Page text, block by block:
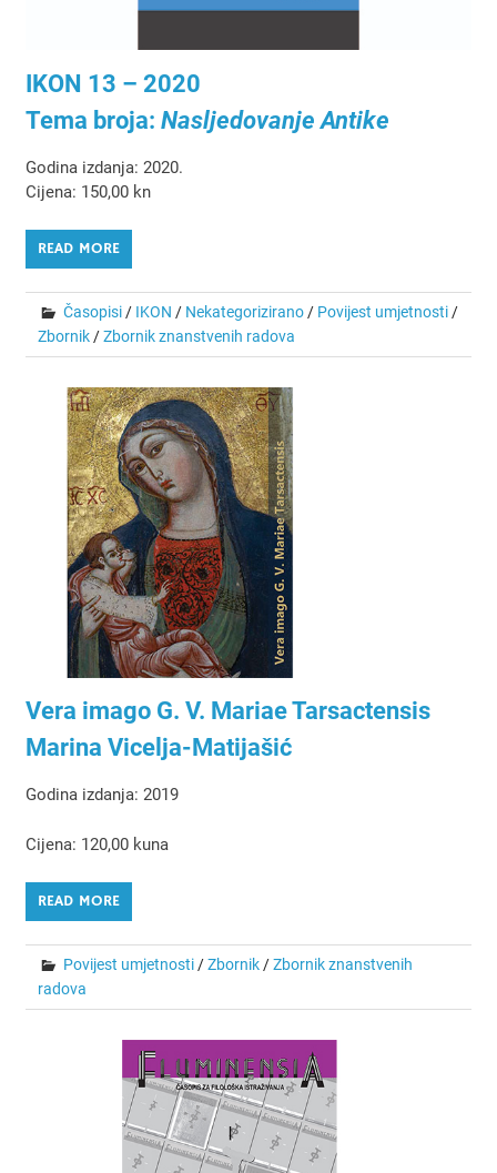
IKON 13 – 2020
Tema broja: Nasljedovanje Antike
Godina izdanja: 2020.
Cijena: 150,00 kn
READ MORE
Časopisi/ IKON / Nekategorizirano/ Povijest umjetnosti/
Zbornik/Zbornik znanstvenih radova
Vera imago G. V. Mariae Tarsactensis
Marina Vicelja-Matijašić
Godina izdanja: 2019
Cijena: 120,00 kuna
READ MORE
Povijest umjetnosti/Zbornik/Zbornik znanstvenih
radova